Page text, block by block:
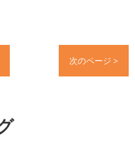
次のページ >